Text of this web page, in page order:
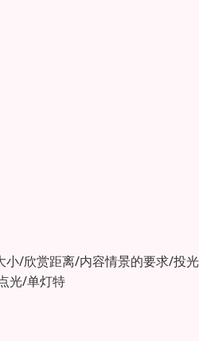
/欣赏距离/内容情景的要求/投
光/单灯特